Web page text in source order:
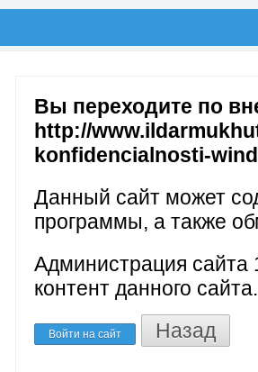
Вы переходите по
http://
konfidencialnosti-
Данный сайт может
программы, а также
Администрация сайта
контент данного сайта.
Войти на сайт Назад